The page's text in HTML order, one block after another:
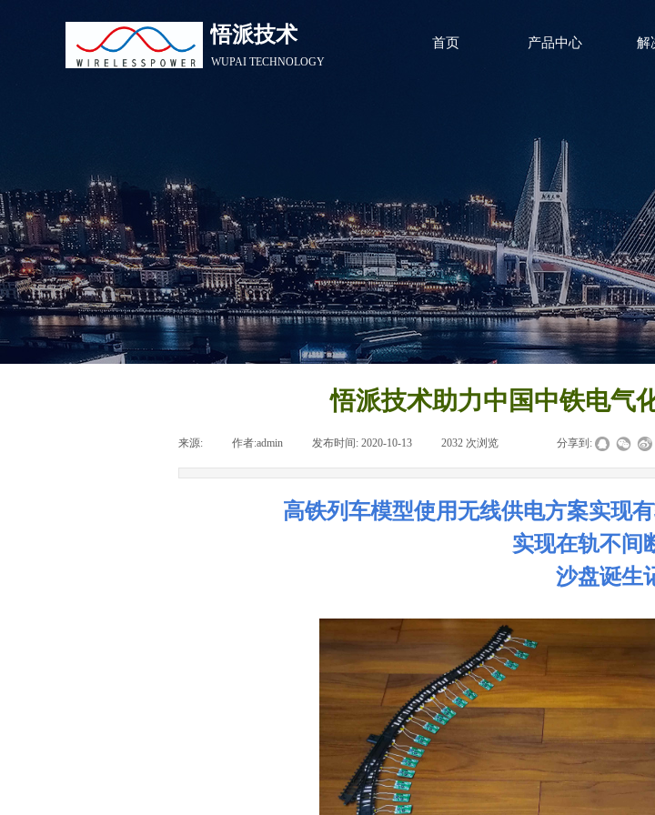
悟派技术
WUPAI TECHNOLOGY
首页 产品中心 解
悟派技术助力中国中铁电气
来源: 作者:admin 发布时间: 2020-10-13 2032 次浏览 分享到:
高铁列车模型使用无线供电方案实现
实现在轨不间
沙盘诞生